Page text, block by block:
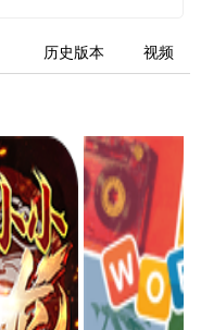
历史版本 视频